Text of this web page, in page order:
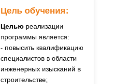
Целью реализации
программы является:
- повысить квалификацию
специалистов в области
инженерных изысканий в
строительстве;
Цель обучения: